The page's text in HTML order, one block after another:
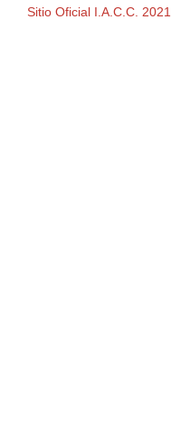
Sitio Oficial I.A.C.C. 2021